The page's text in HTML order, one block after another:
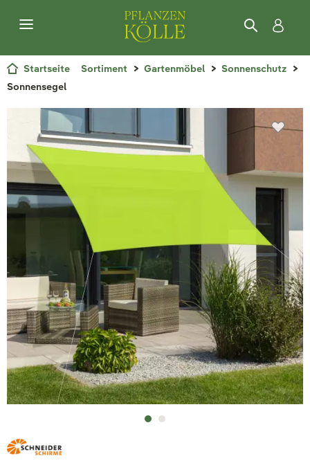
Startseite Sortiment Gartenmöbel
Sonnenschutz
Sonnensegel